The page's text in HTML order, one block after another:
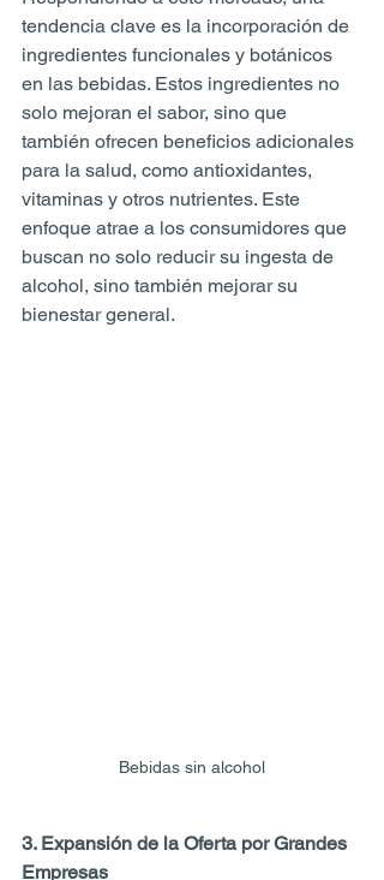
tendencia clave es la incorporación de
ingredientes funcionales y botánicos
en las bebidas. Estos ingredientes no
solo mejoran el sabor, sino que
también ofrecen beneficios adicionales
para la salud, como antioxidantes,
vitaminas y otros nutrientes. Este
enfoque atrae a los consumidores que
buscan no solo reducir su ingesta de
alcohol, sino también mejorar su
bienestar general.
Bebidas sin alcohol
3. Expansión de la Oferta por Grandes
Empresas